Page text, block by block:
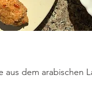
dem arabischen